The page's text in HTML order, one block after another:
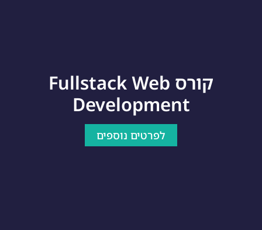
קורס Fullstack Web
Development
לפרטים נוספים